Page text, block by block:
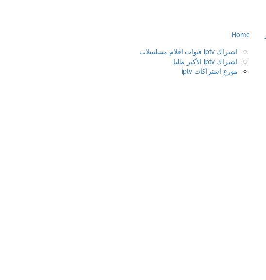
Home
اشتراك iptv قنوات افلام مسلسلات
اشتراك iptv الأكثر طلبا
موزع اشتراكات iptv